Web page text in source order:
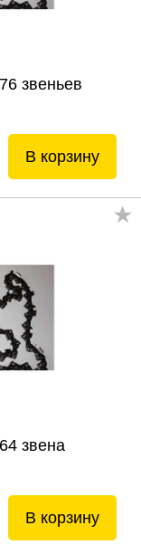
звеньев
В корзину
звена
В корзину